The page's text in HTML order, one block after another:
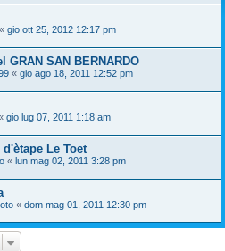
« gio ott 25, 2012 12:17 pm
SAN BERNARDO
« gio ago 18, 2011 12:52 pm
gio lug 07, 2011 1:18 am
Le Toet
« lun mag 02, 2011 3:28 pm
« dom mag 01, 2011 12:30 pm